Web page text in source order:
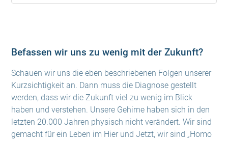
Befassen wir uns zu wenig mit der Zukunft?
Schauen wir uns die eben beschriebenen Folgen unserer
Kurzsichtigkeit an. Dann muss die Diagnose gestellt
werden, dass wir die Zukunft viel zu wenig im Blick
haben und verstehen. Unsere Gehirne haben sich in den
letzten 20.000 Jahren physisch nicht verändert. Wir sind
gemacht für ein Leben im Hier und Jetzt, wir sind „Homo